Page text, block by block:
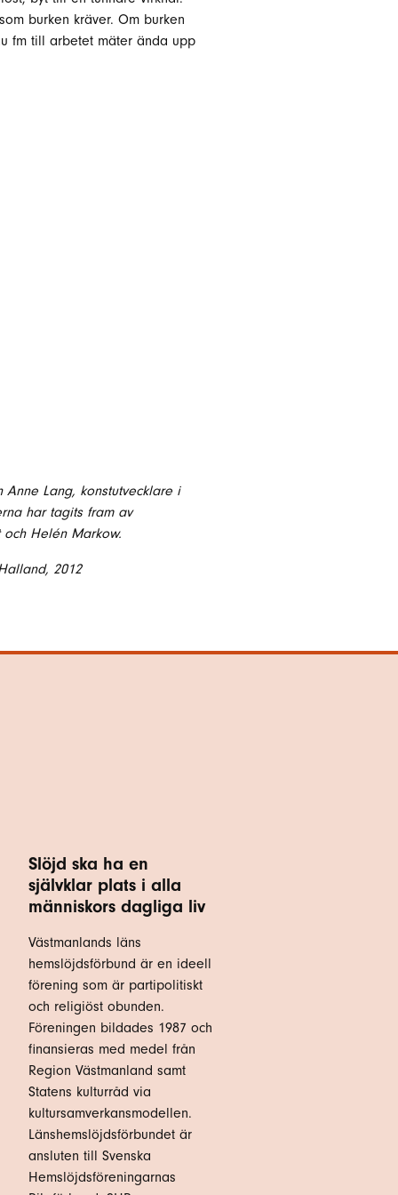
burken kräver. Om burken
fm till arbetet mäter ända upp
Lang, konstutvecklare i
har tagits fram av
Helén Markow.
2012
Slöjd ska ha en
självklar plats i alla
människors dagliga liv
Västmanlands läns
hemslöjdsförbund är en ideell
förening som är partipolitiskt
och religiöst obunden.
Föreningen bildades 1987 och
finansieras med medel från
Region Västmanland samt
Statens kulturråd via
kultursamverkansmodellen.
Länshemslöjdsförbundet är
ansluten till Svenska
Hemslöjdsföreningarnas